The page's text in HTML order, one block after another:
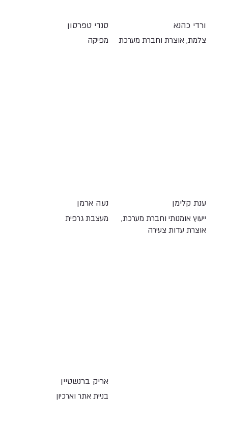
ורדי כהנא
צלמת, אוצרת וחברת מערכת
סנדי טפרסון
מפיקה
ענת קלימן
ייעוץ אומנותי וחברת מערכת,
אוצרת עדות צעירה
נעה ארמן
מעצבת גרפית
אריק ברנשטיין
בניית אתר וארכיון